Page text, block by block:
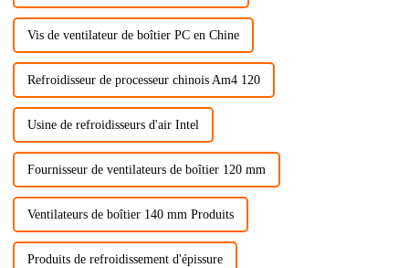
Vis de ventilateur de boîtier PC en Chine
Refroidisseur de processeur chinois Am4 120
Usine de refroidisseurs d'air Intel
Fournisseur de ventilateurs de boîtier 120 mm
Ventilateurs de boîtier 140 mm Produits
Produits de refroidissement d'épissure